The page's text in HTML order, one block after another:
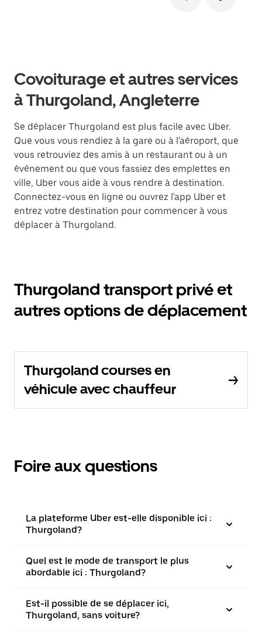
Covoiturage et autres services
à Thurgoland, Angleterre
Se déplacer Thurgoland est plus facile avec Uber.
Que vous vous rendiez à la gare ou à l'aéroport, que
vous retrouviez des amis à un restaurant ou à un
événement ou que vous fassiez des emplettes en
ville, Uber vous aide à vous rendre à destination.
Connectez-vous en ligne ou ouvrez l'app Uber et
entrez votre destination pour commencer à vous
déplacer à Thurgoland.
Thurgoland transport privé et
autres options de déplacement
Thurgoland courses en
véhicule avec chauffeur
Foire aux questions
La plateforme Uber est-elle disponible ici :
Thurgoland?
Quel est le mode de transport le plus
abordable ici : Thurgoland?
Est-il possible de se déplacer ici,
Thurgoland, sans voiture?